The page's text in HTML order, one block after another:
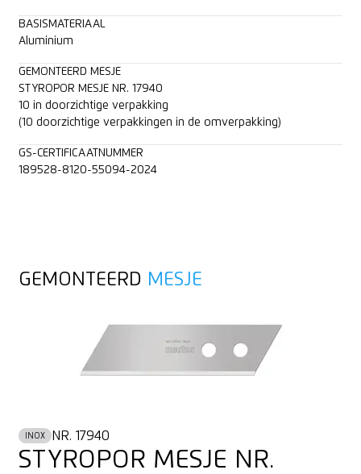
BASISMATERIAAL
Aluminium
GEMONTEERD MESJE
STYROPOR MESJE NR. 17940
10 in doorzichtige verpakking
(10 doorzichtige verpakkingen in de omverpakking)
GS-CERTIFICAATNUMMER
189528-8120-55094-2024
GEMONTEERD MESJE
INOX NR. 17940
STYROPOR MESJE NR.